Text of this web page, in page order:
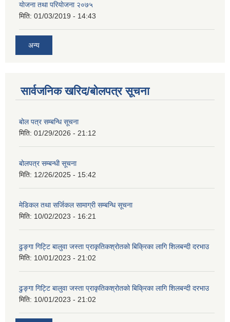
याेजना तथा परियाेजना २०७५
मिति: 01/03/2019 - 14:43
अन्य
सार्वजनिक खरिद/बोलपत्र सूचना
बोल पत्र सम्बन्धि सूचना
मिति: 01/29/2026 - 21:12
बोलपत्र सम्बन्धी सूचना
मिति: 12/26/2025 - 15:42
मेडिकल तथा सर्जिकल सामाग्री सम्बन्धि सूचना
मिति: 10/02/2023 - 16:21
ढुङ्गा गिट्टि बालुवा जस्ता प्राकृतिकश्रोतको बिक्रिका लागि शिलबन्दी दरभाउ
मिति: 10/01/2023 - 21:02
ढुङ्गा गिट्टि बालुवा जस्ता प्राकृतिकश्रोतको बिक्रिका लागि शिलबन्दी दरभाउ
मिति: 10/01/2023 - 21:02